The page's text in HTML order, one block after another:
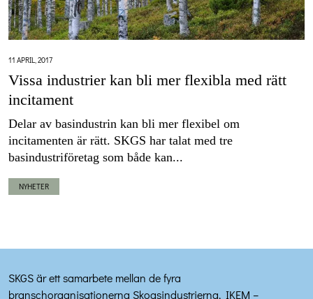
11 APRIL, 2017
Vissa industrier kan bli mer flexibla med rätt
incitament
Delar av basindustrin kan bli mer flexibel om
incitamenten är rätt. SKGS har talat med tre
basindustriföretag som både kan...
NYHETER
SKGS är ett samarbete mellan de fyra
branschorganisationerna Skogsindustrierna, IKEM –